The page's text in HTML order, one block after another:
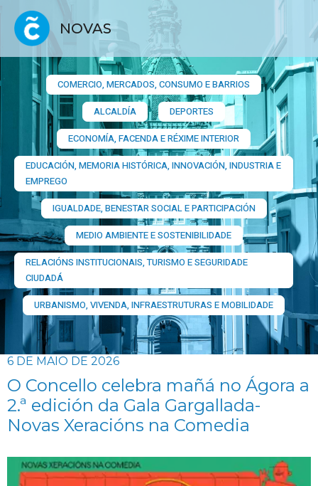
NOVAS
COMERCIO, MERCADOS, CONSUMO E BARRIOS​
ALCALDÍA
DEPORTES
ECONOMÍA, FACENDA E RÉXIME INTERIOR
EDUCACIÓN, MEMORIA HISTÓRICA, INNOVACIÓN, INDUSTRIA E
EMPREGO
IGUALDADE, BENESTAR SOCIAL E PARTICIPACIÓN
MEDIO AMBIENTE E SOSTENIBILIDADE
RELACIÓNS INSTITUCIONAIS, TURISMO E SEGURIDADE
CIUDADÁ
URBANISMO, VIVENDA, INFRAESTRUTURAS E MOBILIDADE
6 DE MAIO DE 2026
O Concello celebra mañá no Ágora a
2.ª edición da Gala Gargallada-
Novas Xeracións na Comedia